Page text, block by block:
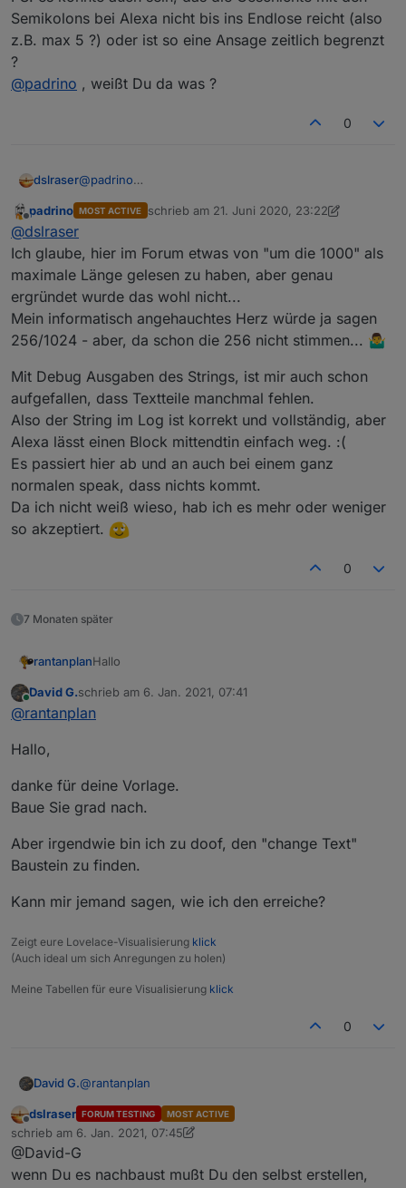
Semikolons bei Alexa nicht bis ins Endlose reicht (also
z.B. max 5 ?) oder ist so eine Ansage zeitlich begrenzt
?
@padrino , weißt Du da was ?
0
dslraser@padrino
Ich habe nun doch noch mal einiges getestet und mir
@ rantanplanfehlen Textbereiche. (ich muß nochmal
schauen, ob das ein Timing Problem ist, wenn man
den Text ansagen lassen will)
Beim gleichen Text mit@padrino seiner Variante
endet die Ansage irgendwann und der letzte Teil fehlt
in der Ansage...
Ich werde weiter testen und schauen woran es
liegt....
PS: es könnte auch sein, das die Geschichte mit den
Semikolons bei Alexa nicht bis ins Endlose reicht (also
z.B. max 5 ?) oder ist so eine Ansage zeitlich begrenzt
?
@
padrino , weißt Du da was ?
Offline
padrino MOST ACTIVE schrieb am 21. Juni 2020, 23:22
zuletzt editiert von padrino
@dslraser
Ich glaube, hier im Forum etwas von "um die 1000" als
maximale Länge gelesen zu haben, aber genau
ergründet wurde das wohl nicht...
Mein informatisch angehauchtes Herz würde ja sagen
256/1024 - aber, da schon die 256 nicht stimmen... 🤷‍♂️
Mit Debug Ausgaben des Strings, ist mir auch schon
aufgefallen, dass Textteile manchmal fehlen.
Also der String im Log ist korrekt und vollständig, aber
Alexa lässt einen Block mittendtin einfach weg. :(
Es passiert hier ab und an auch bei einem ganz
normalen speak, dass nichts kommt.
Da ich nicht weiß wieso, hab ich es mehr oder weniger
so akzeptiert.
0
7 Monaten später
rantanplanHallo
Manchmal ist es notwendig unliebsame Zeichen aus
einem Text zu entfernen um diese z.B. in VIS
Steuerzeichen gegen etwas anderes tauschen.
Hier der geänderte Export:
Spoiler
Online
David G.schrieb am 6. Jan. 2021, 07:41
zuletzt editiert von
@rantanplan
Hallo,
danke für deine Vorlage.
Baue Sie grad nach.
Aber irgendwie bin ich zu doof, den "change Text"
Baustein zu finden.
Kann mir jemand sagen, wie ich den erreiche?
Zeigt eure Lovelace-Visualisierung klick
(Auch ideal um sich Anregungen zu holen)
Meine Tabellen für eure Visualisierung klick
0
David G.@rantanplan
Hallo,
danke für deine Vorlage.
Baue Sie grad nach.
Offline
dslraser FORUM TESTING MOST ACTIVE
schrieb am 6. Jan. 2021, 07:45
zuletzt editiert von dslraser1. Juni 2021, 09:29
@David-G
wenn Du es nachbaust mußt Du den selbst erstellen,